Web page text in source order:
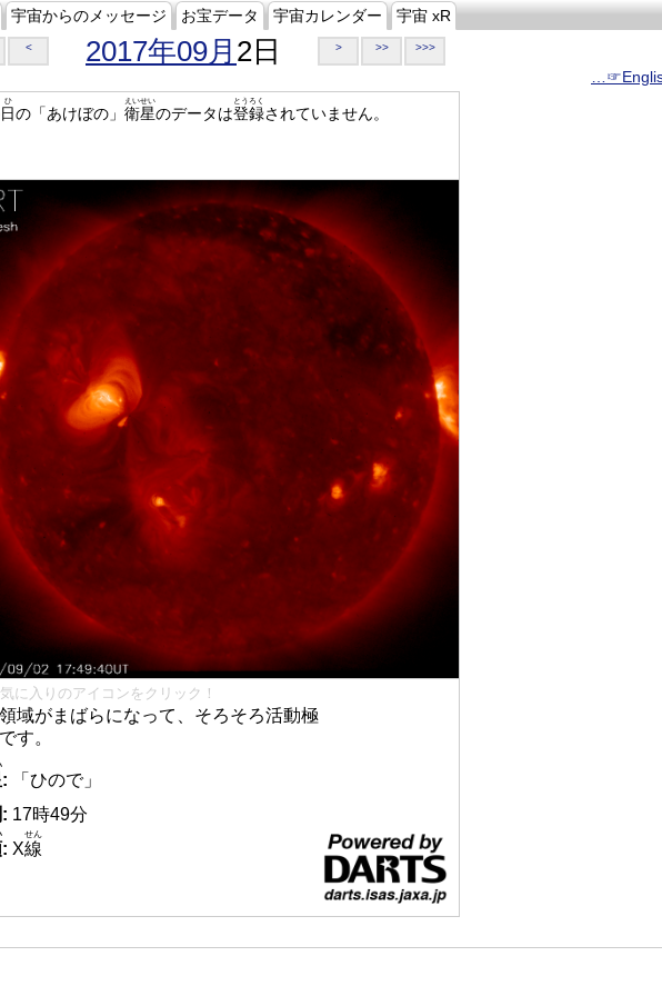
宇宙からのメッセージ お宝データ 宇宙カレンダー 宇宙 xR
< 2017年09月 2日 > >> >>>
日
ひ
の「あけぼの」 衛星
えいせい
のデータは登録
とうろく
されていません。
に入りのアイコンをクリック！
域がまばらになって、そろそろ活動極
す。
:
「ひので」
: 17時49分
: X線
せん